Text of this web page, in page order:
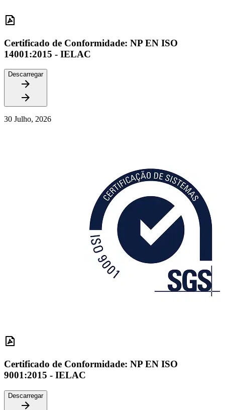
Certificado de Conformidade: NP EN ISO
14001:2015 - IELAC
Descarregar
30 Julho, 2026
Certificado de Conformidade: NP EN ISO
9001:2015 - IELAC
Descarregar